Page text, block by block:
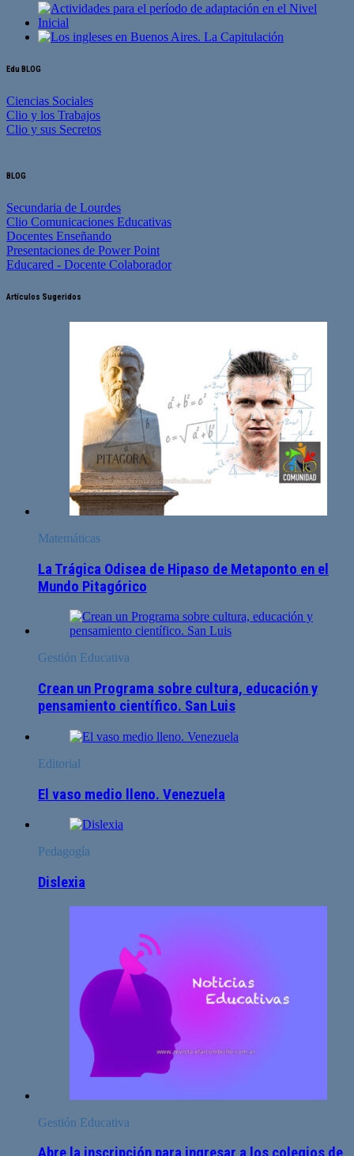
Edu BLOG
Ciencias Sociales
Clio y los Trabajos
Clio y sus Secretos
BLOG
Secundaria de Lourdes
Clio Comunicaciones Educativas
Docentes Enseñando
Presentaciones de Power Point
Educared - Docente Colaborador
Artículos Sugeridos
Matemáticas
La Trágica Odisea de Hipaso de Metaponto en el
Mundo Pitagórico
Gestión Educativa
Crean un Programa sobre cultura, educación y
pensamiento científico. San Luis
Editorial
El vaso medio lleno. Venezuela
Pedagogía
Dislexia
Gestión Educativa